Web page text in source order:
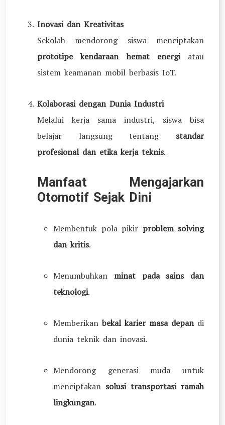
Inovasi dan Kreativitas
Sekolah mendorong siswa menciptakan
prototipe kendaraan hemat energiatau
sistem keamanan mobil berbasis IoT.
Kolaborasi dengan Dunia Industri
Melalui kerja sama industri, siswa bisa
belajar langsung tentang standar
profesional dan etika kerja teknis.
Manfaat Mengajarkan
Otomotif Sejak Dini
Membentuk pola pikir problem solving
dan kritis.
Menumbuhkan minat pada sains dan
teknologi.
Memberikanbekal karier masa depandi
dunia teknik dan inovasi.
Mendorong generasi muda untuk
menciptakan solusi transportasi ramah
lingkungan.